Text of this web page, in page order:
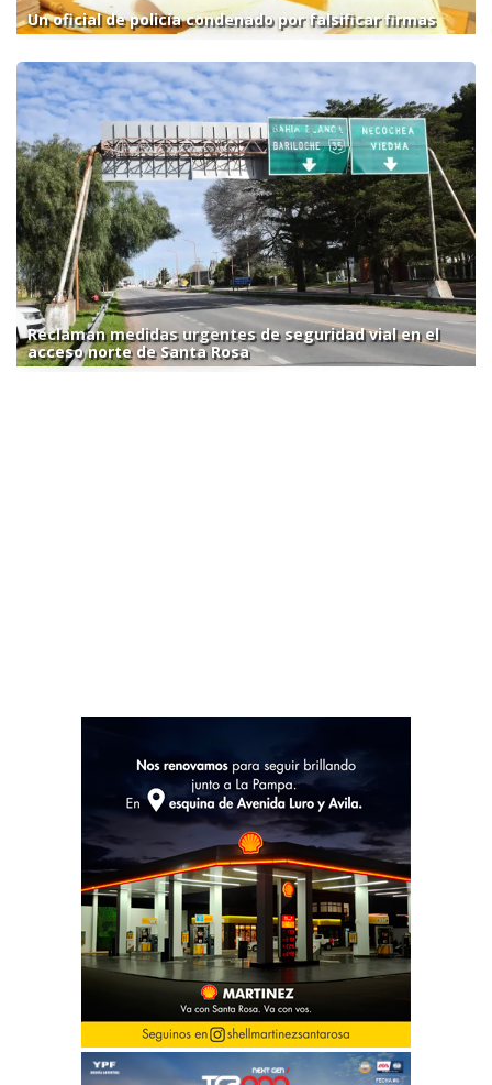
Un oficial de policía condenado por falsificar firmas
Reclaman medidas urgentes de seguridad vial en el
acceso norte de Santa Rosa